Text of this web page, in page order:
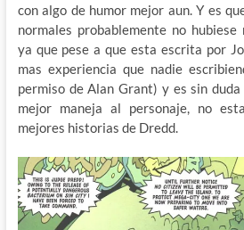
con algo de humor mejor aun. Y es
normales probablemente no hubiese
ya que pese a que esta escrita por
mas experiencia que nadie
permiso de Alan Grant) y es sin
mejor maneja al personaje, no
mejores historias de Dredd.